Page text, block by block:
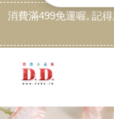
消費滿499免運喔, 記
您的